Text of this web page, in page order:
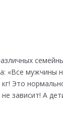
«Все мужчины
Это
зависит! А